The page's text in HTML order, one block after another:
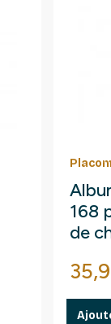
168
de
Prix